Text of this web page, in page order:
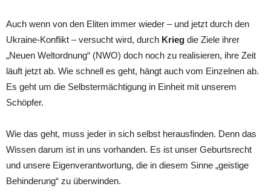
Auch wenn von den Eliten immer wieder – und jetzt durch den
Ukraine-Konflikt – versucht wird, durch Krieg die Ziele ihrer
„Neuen Weltordnung“ (NWO) doch noch zu realisieren, ihre Zeit
läuft jetzt ab. Wie schnell es geht, hängt auch vom Einzelnen ab.
Es geht um die Selbstermächtigung in Einheit mit unserem
Schöpfer.
Wie das geht, muss jeder in sich selbst herausfinden. Denn das
Wissen darum ist in uns vorhanden. Es ist unser Geburtsrecht
und unsere Eigenverantwortung, die in diesem Sinne „geistige
Behinderung“ zu überwinden.